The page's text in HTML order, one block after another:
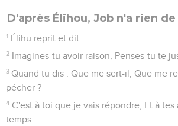
D'après Élihou, Job n'a rien
1 Élihu reprit et dit :
2 Imagines-tu avoir raison, Penses-tu te
3 Quand tu dis : Que me sert-il, Que me
pécher ?
4 C'est à toi que je vais répondre, Et à tes
temps.